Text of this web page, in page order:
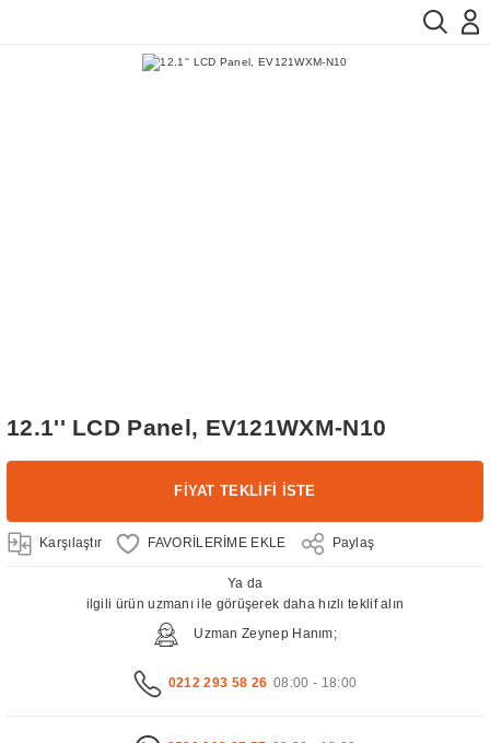
12.1'' LCD Panel, EV121WXM-N10
FİYAT TEKLİFİ İSTE
Karşılaştır Paylaş
Ya da
ilgili ürün uzmanı ile görüşerek daha hızlı teklif alın
Uzman Zeynep Hanım;
0212 293 58 26 08:00 - 18:00